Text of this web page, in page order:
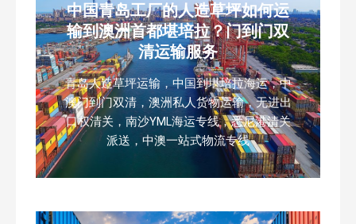
中国青岛工厂的人造草坪如何运
输到澳洲首都堪培拉？门到门双
清运输服务
青岛人造草坪运输，中国到堪培拉海运，中
澳门到门双清，澳洲私人货物运输，无进出
口权清关，南沙YML海运专线，悉尼港清关
派送，中澳一站式物流专线